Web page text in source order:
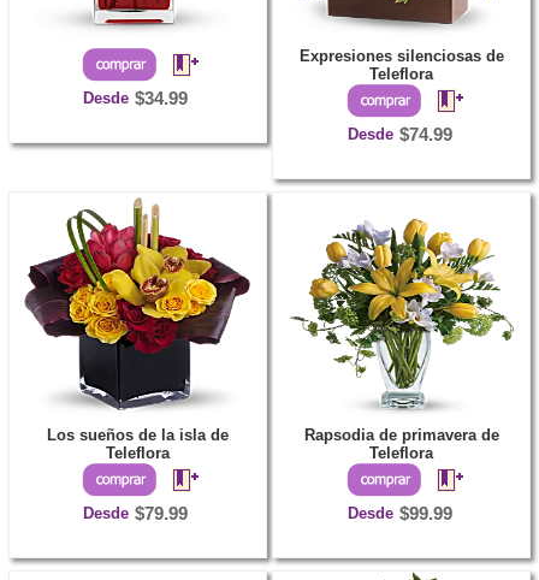
Desde $34.99
Expresiones silenciosas de
Teleflora
Desde $74.99
Los sueños de la isla de
Teleflora
Desde $79.99
Rapsodia de primavera de
Teleflora
Desde $99.99